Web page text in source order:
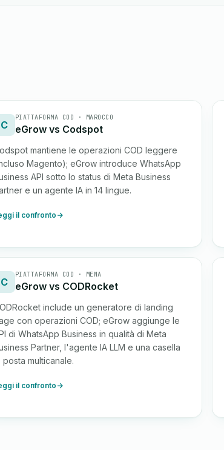
C
PIATTAFORMA COD · MAROCCO
eGrow vs Codspot
mantiene le operazioni COD leggere
Magento); eGrow introduce WhatsApp
API sotto lo status di Meta Business
e un agente IA in 14 lingue.
il confronto
C
PIATTAFORMA COD · MENA
eGrow vs CODRocket
include un generatore di landing
con operazioni COD; eGrow aggiunge le
di WhatsApp Business in qualità di Meta
Partner, l'agente IA LLM e una casella
posta multicanale.
il confronto